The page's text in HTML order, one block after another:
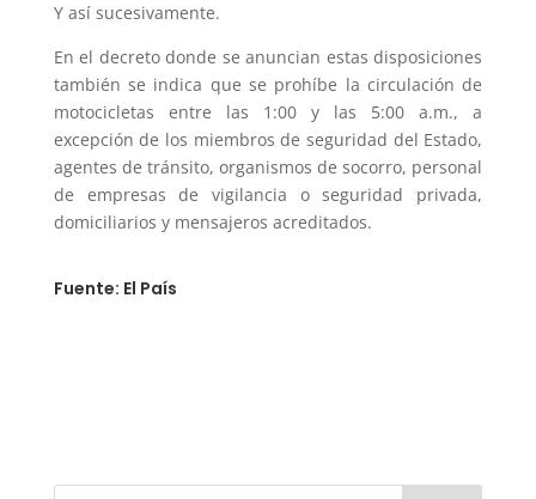
Y así sucesivamente.
En el decreto donde se anuncian estas disposiciones
también se indica que se prohíbe la circulación de
motocicletas entre las 1:00 y las 5:00 a.m., a
excepción de los miembros de seguridad del Estado,
agentes de tránsito, organismos de socorro, personal
de empresas de vigilancia o seguridad privada,
domiciliarios y mensajeros acreditados.
Fuente: El País